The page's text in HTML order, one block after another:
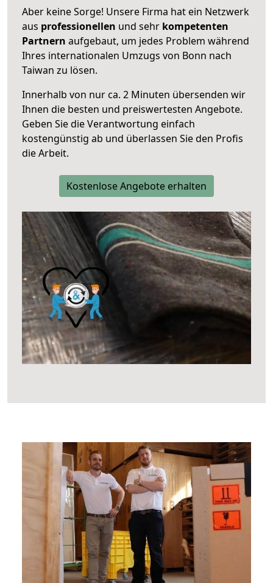
Aber keine Sorge! Unsere Firma hat ein Netzwerk
aus professionellen und sehr kompetenten
Partnern aufgebaut, um jedes Problem während
Ihres internationalen Umzugs von Bonn nach
Taiwan zu lösen.
Innerhalb von nur ca. 2 Minuten übersenden wir
Ihnen die besten und preiswertesten Angebote.
Geben Sie die Verantwortung einfach
kostengünstig ab und überlassen Sie den Profis
die Arbeit.
Kostenlose Angebote erhalten